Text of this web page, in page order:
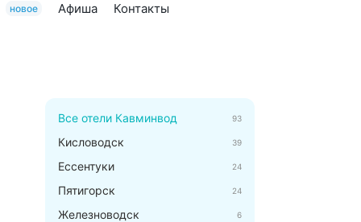
новое Афиша Контакты
Все отели Кавминвод 93
Кисловодск 39
Ессентуки 24
Пятигорск 24
Железноводск 6